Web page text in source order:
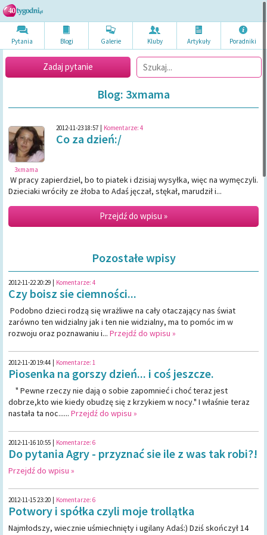
Pytania Blogi Galerie Kluby Artykuły Poradniki
Zadaj pytanie
Blog: 3xmama
3xmama
2012-11-23 18:57 Komentarze: 4
Co za dzień:/
W pracy zapierdziel, bo to piatek i dzisiaj wysyłka, więc na wymęczyli.
Dzieciaki wróciły ze żłoba to Adaś jęczał, stękał, marudził i...
Przejdź do wpisu »
Pozostałe wpisy
2012-11-22 20:29 Komentarze: 4
Czy boisz sie ciemności...
Podobno dzieci rodzą się wrażliwe na cały otaczający nas świat
zarówno ten widzialny jak i ten nie widzialny, ma to pomóc im w
rozwoju oraz poznawaniu i... Przejdź do wpisu »
2012-11-20 19:44 Komentarze: 1
Piosenka na gorszy dzień... i coś jeszcze.
" Pewne rzeczy nie dają o sobie zapomnieć i choć teraz jest
dobrze,kto wie kiedy obudzę się z krzykiem w nocy." I właśnie teraz
nastała ta noc...... Przejdź do wpisu »
2012-11-16 10:55 Komentarze: 6
Do pytania Agry - przyznać sie ile z was tak robi?!
Przejdź do wpisu »
2012-11-15 23:20 Komentarze: 6
Potwory i spółka czyli moje trollątka
Najmłodszy, wiecznie uśmiechnięty i ugilany Adaś:) Dziś skończył 14